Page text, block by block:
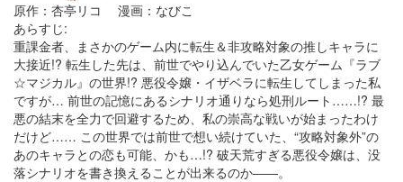
原作：杏亭リコ 漫画：なびこ
あらすじ:
重課金者、まさかのゲーム内に転生＆非攻略対象の推しキャラに
大接近!? 転生した先は、前世でやり込んでいた乙女ゲーム『ラブ
☆マジカル』の世界!? 悪役令嬢・イザベラに転生してしまった私
ですが… 前世の記憶にあるシナリオ通りなら処刑ルート……!? 最
悪の結末を全力で回避するため、私の崇高な戦いが始まったわけ
だけど…… この世界では前世で想い続けていた、“攻略対象外”の
あのキャラとの恋も可能、かも…!? 破天荒すぎる悪役令嬢は、没
落シナリオを書き換えることが出来るのか――。